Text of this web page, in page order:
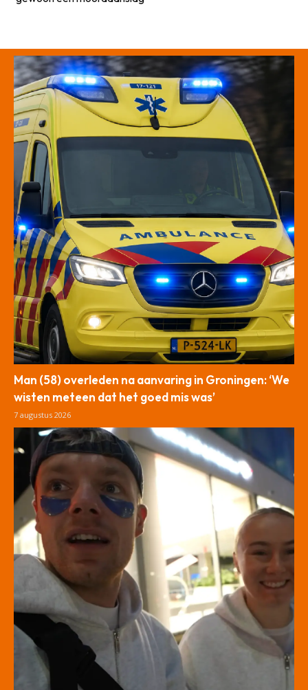
Man (58) overleden na aanvaring in Groningen: ‘We
wisten meteen dat het goed mis was’
7 augustus 2026